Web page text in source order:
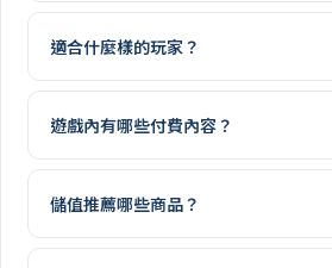
適合什麼樣的玩家？
遊戲內有哪些付費內容？
儲值推薦哪些商品？